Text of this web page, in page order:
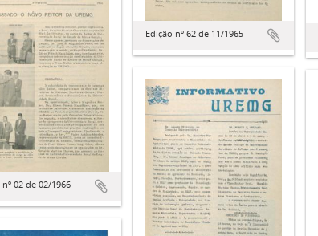
Edição nº 62 de 11/1965
nº 02 de 02/1966